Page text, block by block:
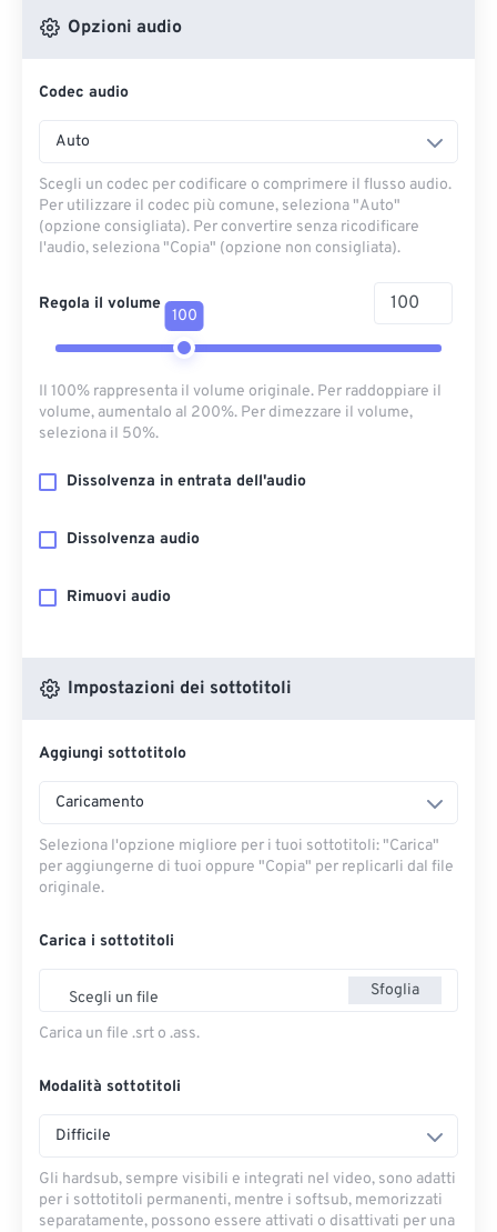
Opzioni audio
Codec audio
Auto
Scegli un codec per codificare o comprimere il flusso audio.
Per utilizzare il codec più comune, seleziona "Auto"
(opzione consigliata). Per convertire senza ricodificare
l'audio, seleziona "Copia" (opzione non consigliata).
Regola il volume
100
Il 100% rappresenta il volume originale. Per raddoppiare il
volume, aumentalo al 200%. Per dimezzare il volume,
seleziona il 50%.
Dissolvenza in entrata dell'audio
Dissolvenza audio
Rimuovi audio
Impostazioni dei sottotitoli
Aggiungi sottotitolo
Caricamento
Seleziona l'opzione migliore per i tuoi sottotitoli: "Carica" ​​
per aggiungerne di tuoi oppure "Copia" per replicarli dal file
originale.
Carica i sottotitoli
Scegli un file Sfoglia
Carica un file .srt o .ass.
Modalità sottotitoli
Difficile
Gli hardsub, sempre visibili e integrati nel video, sono adatti
per i sottotitoli permanenti, mentre i softsub, memorizzati
separatamente, possono essere attivati ​​o disattivati ​​per una